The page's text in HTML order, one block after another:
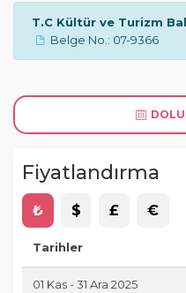
T.C Kültür ve Turizm
Belge No.: 07-9366
Fiyatlandırma
₺ $ £ €
Tarihler
01 Kas - 31 Ara 2025